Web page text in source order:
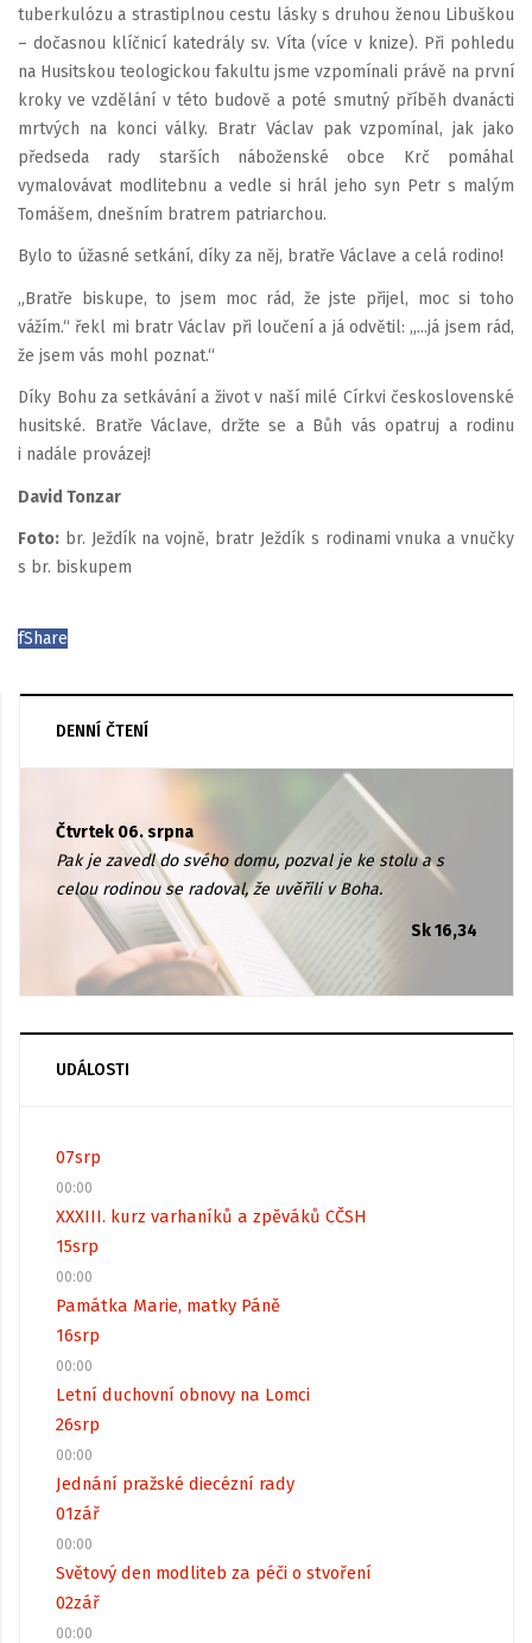
tuberkulózu a strastiplnou cestu lásky s druhou ženou Libuškou
– dočasnou klíčnicí katedrály sv. Víta (více v knize). Při pohledu
na Husitskou teologickou fakultu jsme vzpomínali právě na první
kroky ve vzdělání v této budově a poté smutný příběh dvanácti
mrtvých na konci války. Bratr Václav pak vzpomínal, jak jako
předseda rady starších náboženské obce Krč pomáhal
vymalovávat modlitebnu a vedle si hrál jeho syn Petr s malým
Tomášem, dnešním bratrem patriarchou.
Bylo to úžasné setkání, díky za něj, bratře Václave a celá rodino!
„Bratře biskupe, to jsem moc rád, že jste přijel, moc si toho
vážím.“ řekl mi bratr Václav při loučení a já odvětil: „...já jsem rád,
že jsem vás mohl poznat.“
Díky Bohu za setkávání a život v naší milé Církvi československé
husitské. Bratře Václave, držte se a Bůh vás opatruj a rodinu
i nadále provázej!
David Tonzar
Foto: br. Ježdík na vojně, bratr Ježdík s rodinami vnuka a vnučky
s br. biskupem
fShare
DENNÍ ČTENÍ
Čtvrtek 06. srpna
Pak je zavedl do svého domu, pozval je ke stolu a s
celou rodinou se radoval, že uvěřili v Boha.
Sk 16,34
UDÁLOSTI
07srp
00:00
XXXIII. kurz varhaníků a zpěváků CČSH
15srp
00:00
Památka Marie, matky Páně
16srp
00:00
Letní duchovní obnovy na Lomci
26srp
00:00
Jednání pražské diecézní rady
01zář
00:00
Světový den modliteb za péči o stvoření
02zář
00:00